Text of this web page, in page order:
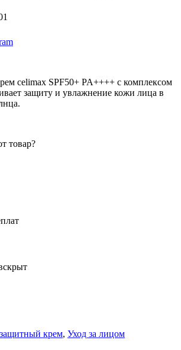
celimax SPF50+ PA++++ с комплексом
защиту и увлажнение кожи лица в
товар?
крем, Уход за лицом